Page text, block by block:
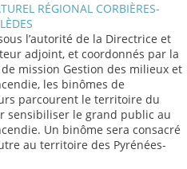
RÉGIONAL CORBIÈRES-
l’autorité de la Directrice et
adjoint, et coordonnés par la
de mission Gestion des milieux et
les binômes de
parcourent le territoire du
sensibiliser le grand public au
Un binôme sera consacré
au territoire des Pyrénées-